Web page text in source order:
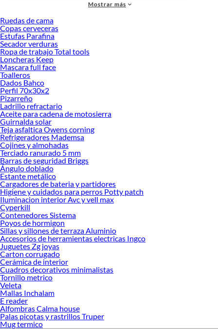
accesorios de calidad que te ayudarán a crear un espacio más tú.
Desde remodelaciones hasta proyectos de decoración, estamos aquí para hacer
tus ideas realidad. ¡Visítanos y encuentra todo lo que tenemos para ofrecerte en
Organizadores de escritorio!
Explora la variedad de productos de Organizadores de escritorio en
Sodimac
Herramientas, materiales y accesorios de calidad para tus proyectos y
renovación de espacios. ¡Visítanos y descubre todo lo que tenemos para
ofrecerte!
Encuentra una amplia variedad de productos de Organizadores de escritorio en
Sodimac. Encuentra todo lo necesario para tus proyectos de renovación y
decoración. ¡Visítanos y haz tus ideas realidad!
Mostrar más
Ruedas de cama
Copas cerveceras
Estufas Parafina
Secador verduras
Ropa de trabajo Total tools
Loncheras Keep
Mascara full face
Toalleros
Dados Bahco
Perfil 70x30x2
Pizarreño
Ladrillo refractario
Aceite para cadena de motosierra
Guirnalda solar
Teja asfaltica Owens corning
Refrigeradores Mademsa
Cojines y almohadas
Terciado ranurado 5 mm
Barras de seguridad Briggs
Ángulo doblado
Estante metálico
Cargadores de bateria y partidores
Higiene y cuidados para perros Potty patch
Iluminacion interior Avc y vell max
Cyperkill
Contenedores Sistema
Poyos de hormigon
Sillas y sillones de terraza Aluminio
Accesorios de herramientas electricas Ingco
Juguetes Zg joyas
Carton corrugado
Cerámica de interior
Cuadros decorativos minimalistas
Tornillo metrico
Veleta
Mallas Inchalam
E reader
Alfombras Calma house
Palas picotas y rastrillos Truper
Mug termico